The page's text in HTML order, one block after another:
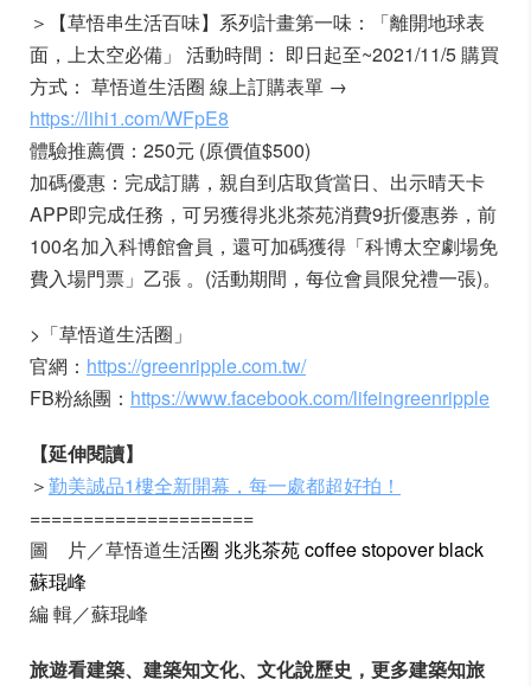
＞【草悟串生活百味】系列計畫第一味：「離開地球表
面，上太空必備」 活動時間： 即日起至~2021/11/5 購買
方式： 草悟道生活圈 線上訂購表單 →
https://lihi1.com/WFpE8
體驗推薦價：250元 (原價值$500)
加碼優惠：完成訂購，親自到店取貨當日、出示晴天卡
APP即完成任務，可另獲得兆兆茶苑消費9折優惠券，前
100名加入科博館會員，還可加碼獲得「科博太空劇場免
費入場門票」乙張 。(活動期間，每位會員限兌禮一張)。
>「草悟道生活圈」
官網： https://greenripple.com.tw/
FB粉絲團： https://www.facebook.com/lifeingreenripple
【延伸閱讀】
＞勤美誠品1樓全新開幕，每一處都超好拍！
=====================
圖 片／草悟道生活圈 兆兆茶苑 coffee stopover black
蘇琨峰
編 輯／蘇琨峰
旅遊看建築、建築知文化、文化說歷史，更多建築知旅